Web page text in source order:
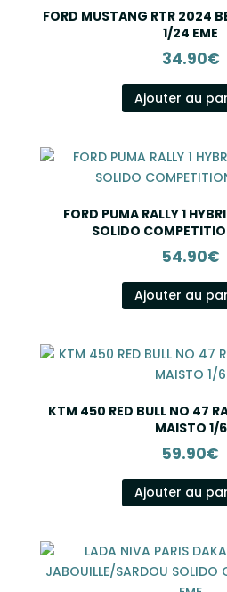
FORD MUSTANG RTR 2024
1/24 EME
34.90€
Ajouter au
FORD PUMA RALLY 1
SOLIDO
54.90€
Ajouter au
KTM 450 RED BULL NO 47
MAISTO 1/6
59.90€
Ajouter au